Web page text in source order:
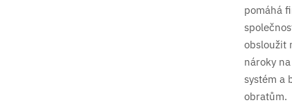
pomáhá
obsloužit
nároky
systém a
obratům.